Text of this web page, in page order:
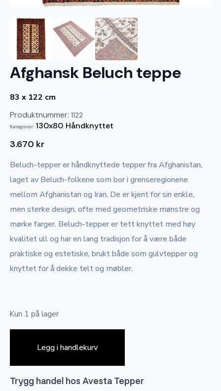
Afghansk Beluch teppe
83 x 122 cm
Produktnummer: 1122
Kategorier: 130x80, Håndknyttet
3.670 kr
Beluch-tepper er håndknyttede tepper fra Afghanistan,
laget av Beluch-folkene som bor i grenseregionene
mellom Afghanistan og Iran. De er kjent for sin enkle,
men sterke design, ofte med geometriske mønstre og
mørke farger. Beluch-tepper er tett knyttet med høy
kvalitet ull og har en lang tradisjon for å være både
praktiske og estetiske, brukt både som gulvtepper og
knyttet for å dekke telt og møbler.
Kun 1 på lager
Legg i handlekurv
Trygg handel hos Avesta Tepper